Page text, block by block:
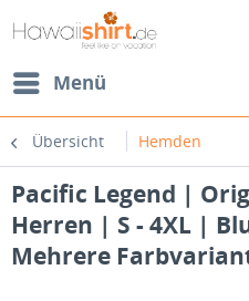
Menü
Übersicht Hemden
Pacific Legend |
Herren | S - 4XL |
Mehrere